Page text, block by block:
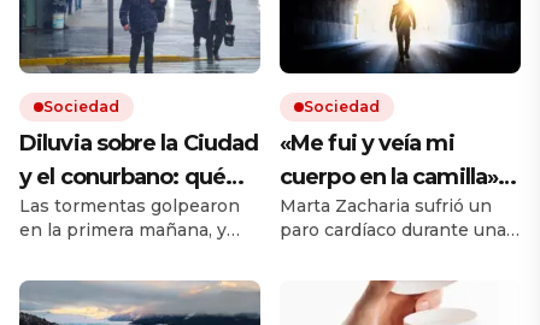
Sociedad
Diluvia sobre la Ciudad
y el conurbano: qué
dice el pronóstico para
las próximas horas
Las tormentas golpearon
en la primera mañana, y
jueves. Hay cortes de luz
en el AMBA.
Sociedad
«Me fui y veía mi
cuerpo en la camilla»:
vivió un caso similar al
de Víctor Sueiro y la
ciencia tiene una
explicación
Marta Zacharia sufrió un
paro cardíaco durante una
reanimada. Durante esos
segundos, dice que vio